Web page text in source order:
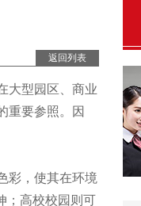
返回列表
大型园区、商业
重要参照。因
彩，使其在环境
；高校校园则可